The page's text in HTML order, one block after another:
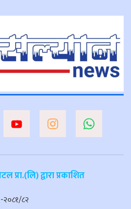
प्रा.(लि) द्वारा प्रकाशित
२०८१/८२